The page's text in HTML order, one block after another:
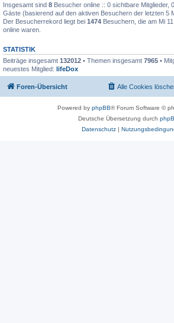
Insgesamt sind 8 Besucher online :: 0 sichtbare Mitglieder,
Gäste (basierend auf den aktiven Besuchern der letzten 5
Der Besucherrekord liegt bei 1474 Besuchern, die am Mi
online waren.
STATISTIK
Beiträge insgesamt 132012 • Themen insgesamt 7965 •
neuestes Mitglied: lifeDox
Foren-Übersicht Alle Cookies
Powered by phpBB® Forum Software ©
Deutsche Übersetzung durch
Datenschutz|